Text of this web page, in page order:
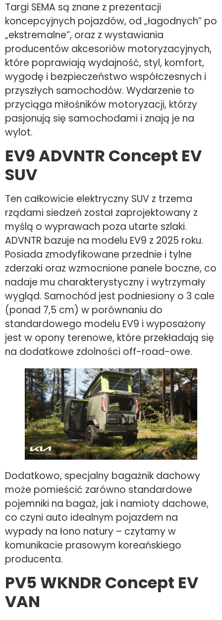
Targi SEMA są znane z prezentacji
koncepcyjnych pojazdów, od „łagodnych” po
„ekstremalne”, oraz z wystawiania
producentów akcesoriów motoryzacyjnych,
które poprawiają wydajność, styl, komfort,
wygodę i bezpieczeństwo współczesnych i
przyszłych samochodów. Wydarzenie to
przyciąga miłośników motoryzacji, którzy
pasjonują się samochodami i znają je na
wylot.
EV9 ADVNTR Concept EV
SUV
Ten całkowicie elektryczny SUV z trzema
rządami siedzeń został zaprojektowany z
myślą o wyprawach poza utarte szlaki.
ADVNTR bazuje na modelu EV9 z 2025 roku.
Posiada zmodyfikowane przednie i tylne
zderzaki oraz wzmocnione panele boczne, co
nadaje mu charakterystyczny i wytrzymały
wygląd. Samochód jest podniesiony o 3 cale
(ponad 7,5 cm) w porównaniu do
standardowego modelu EV9 i wyposażony
jest w opony terenowe, które przekładają się
na dodatkowe zdolności off-road-owe.
Dodatkowo, specjalny bagażnik dachowy
może pomieścić zarówno standardowe
pojemniki na bagaż, jak i namioty dachowe,
co czyni auto idealnym pojazdem na
wypady na łono natury – czytamy w
komunikacie prasowym koreańskiego
producenta.
PV5 WKNDR Concept EV
VAN